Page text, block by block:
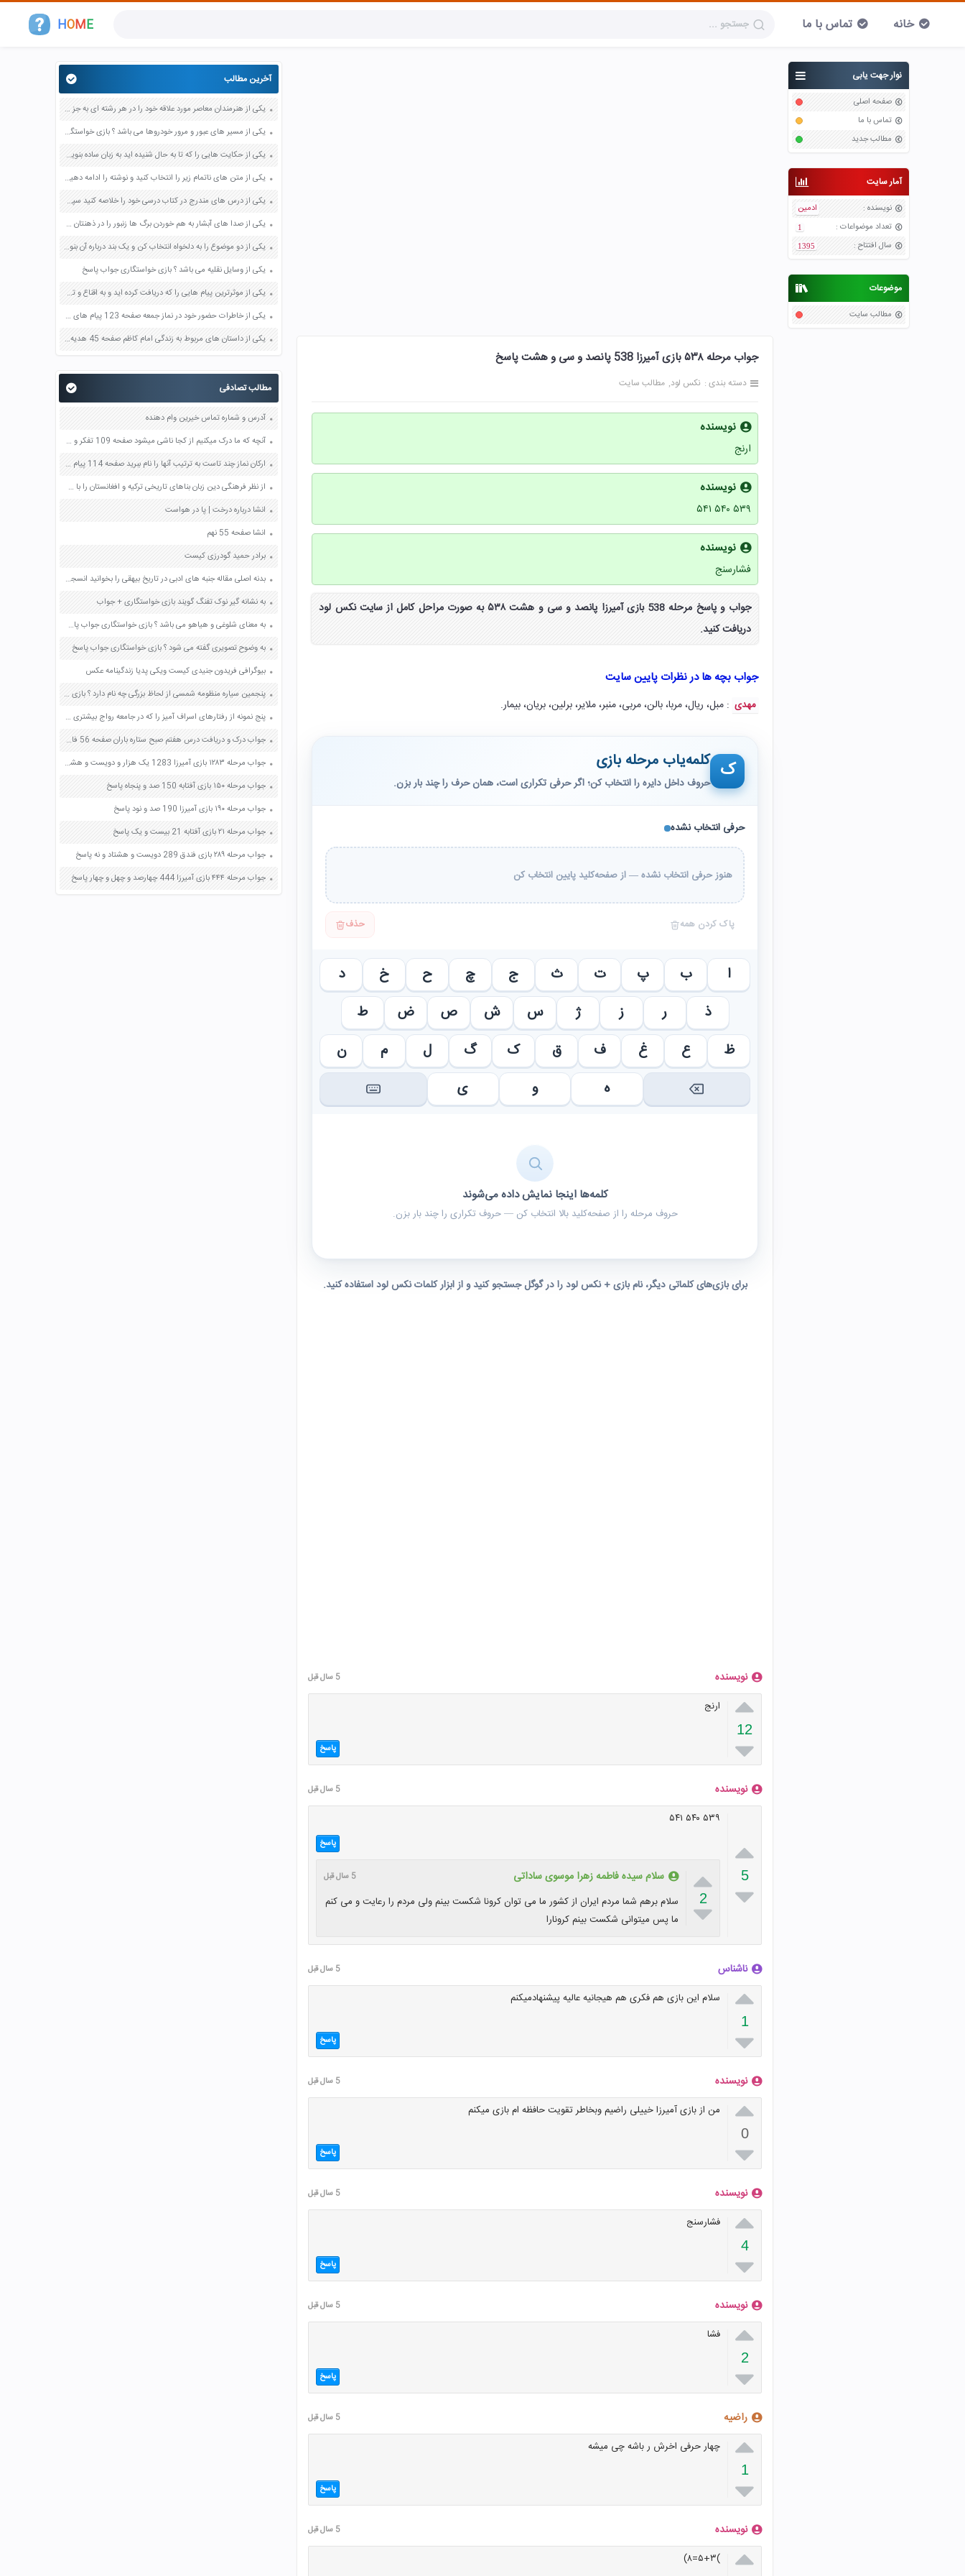
HOME خانه تماس با ما
نوار جهت یابی
صفحه اصلی
تماس با ما
مطالب جدید
آمار سایت
نویسنده :
ادمین
تعداد موضواعات :
1
سال افتتاح :
1395
موضوعات
مطالب سایت
جواب مرحله ۵۳۸ بازی آمیرزا 538 پانصد و سی و هشت پاسخ
دسته بندی : نکس لود مطالب سایت
نویسنده
ارنج
نویسنده
۵۳۹ ۵۴۰ ۵۴۱
نویسنده
فشارسنج
جواب و پاسخ مرحله 538 بازی آمیرزا پانصد و سی و هشت ۵۳۸ به صورت مراحل کامل از سایت نکس لود
دریافت کنید.
جواب بچه ها در نظرات پایین سایت
مهدی : مبل، ریال، مربا، بالن، مربی، منبر، ملایر، برلین، بریان، بیمار.
ک کلمه‌یاب مرحله بازی
حروف داخل دایره را انتخاب کن؛ اگر حرفی تکراری است، همان حرف را چند بار بزن.
حرفی انتخاب نشده
هنوز حرفی انتخاب نشده — از صفحه‌کلید پایین انتخاب کن
پاک کردن همه حذف
ا ب پ ت ث ج چ ح خ
د
ذ
ر ز ژ س ش ص ض
ط
ظ
ع غ ف ق ک گ ل م
ن
ه
و ی
کلمه‌ها اینجا نمایش داده می‌شوند
حروف مرحله را از صفحه‌کلید بالا انتخاب کن — حروف تکراری را چند بار بزن.
برای بازی‌های کلماتی دیگر، نام بازی + نکس لود را در گوگل جستجو کنید و از ابزار کلمات نکس لود استفاده کنید.
نویسنده 5 سال قبل

12

ارنج
پاسخ
نویسنده 5 سال قبل

5

۵۳۹ ۵۴۰ ۵۴۱
پاسخ

2

سلام سیده فاطمه زهرا موسوی ساداتی 5 سال قبل
سلام برهم شما مردم ایران از کشور ما می توان کرونا شکست بینم ولی مردم را رعایت و می کنم
ما پس میتوانی شکست بینم کرونارا
ناشناس 5 سال قبل

1

سلام این بازی هم فکری هم هیجانیه عالیه پیشنهادمیکنم
پاسخ
نویسنده 5 سال قبل

0

من از بازی آمیرزا خییلی راضیم وبخاطر تقویت حافظه ام بازی میکنم
پاسخ
نویسنده 5 سال قبل

4

فشارسنج
پاسخ
نویسنده 5 سال قبل

2

فشا
پاسخ
راضیه 5 سال قبل

1

چهار حرفی اخرش ر باشه چی میشه
پاسخ
نویسنده 5 سال قبل
 )۵+۳=۸)
آخرین مطالب
یکی از هنرمندان معاصر مورد علاقه خود را در هر رشته ای به جز عکاسی صفحه 69 فرهنگ و هنر نهم
یکی از مسیر های عبور و مرور خودروها می باشد ؟ بازی خواستگاری جواب پاسخ
یکی از حکایت هایی را که تا به حال شنیده اید به زبان ساده بنویسید صفحه 97 نگارش ششم دبستان
یکی از متن های ناتمام زیر را انتخاب کنید و نوشته را ادامه دهید صفحه 73 و 74 کتاب نگارش فارسی پنجم دبستان
یکی از درس های مندرج در کتاب درسی خود را خلاصه کنید سپس متن خلاصه شده را با بهره گیری از روش های دسته بندی نمودار جدول نقشه مفهومی نشان دهید صفحه 118 نگارش یازدهم
یکی از صدا های آبشار به هم خوردن برگ ها زنبور را در ذهنتان مجسم کنید و درباره آن یک بند بنویسید صفحه 11 نگارش پنجم
یکی از دو موضوع را به دلخواه انتخاب کن و یک بند درباره آن بنویس صفحه 35 کتاب نگارش فارسی سوم
یکی از وسایل نقلیه می باشد ؟ بازی خواستگاری جواب پاسخ
یکی از موثرترین پیام هایی را که دریافت کرده اید و به اقناع و تغییری جدی در شما منجر شده است برسی کنید و علت این تاثیر گذاری قابل توجه را بنویسید صفحه 52 تفکر و سواد رسانه ای دهم
یکی از خاطرات حضور خود در نماز جمعه صفحه 123 پیام های آسمان هفتم
یکی از داستان های مربوط به زندگی امام کاظم صفحه 45 هدیه های آسمان چهارم
مطالب تصادفی
آدرس و شماره تماس خیرین وام دهنده
آنچه که ما درک میکنیم از کجا ناشی میشود صفحه 109 تفکر و سبک زندگی هفتم
ارکان نماز چند تاست به ترتیب آنها را نام ببرید صفحه 114 پیام های آسمان هفتم
از نظر فرهنگی دین زبان بناهای تاریخی ترکیه و افغانستان را با هم مقایسه کنید صفحه 104 مطالعات اجتماعی ششم
انشا درباره درخت | پا در هواست
انشا صفحه 55 نهم
برادر حمید گودرزی کیست
بدنه اصلی مقاله جنبه های ادبی در تاریخ بیهقی را بخوانید انسجام و پیوستگی بندها را تحلیل کنید صفحه 87 نگارش دوازدهم
به نشانه گیر نوک تفنگ گویند بازی خواستگاری + جواب
به معنای شلوغی و هیاهو می باشد ؟ بازی خواستگاری جواب پاسخ
به وضوح تصویری گفته می شود ؟ بازی خواستگاری جواب پاسخ
بیوگرافی فریدون جنیدی کیست ویکی پدیا زندگینامه عکس
پنجمین سیاره منظومه شمسی از لحاظ بزرگی چه نام دارد ؟ بازی خواستگاری جواب پاسخ
پنج نمونه از رفتارهای اسراف آمیز را که در جامعه رواج بیشتری دارد بنویسید صفحه 79 پیام های آسمان هشتم
جواب درک و دریافت درس هفتم صبح ستاره باران صفحه 56 فارسی دوازدهم
جواب مرحله ۱۲۸۳ بازی آمیرزا 1283 یک هزار و دویست و هشتاد و سه پاسخ
جواب مرحله ۱۵۰ بازی آفتابه 150 صد و پنجاه پاسخ
جواب مرحله ۱۹۰ بازی آمیرزا 190 صد و نود پاسخ
جواب مرحله ۲۱ بازی آفتابه 21 بیست و یک پاسخ
جواب مرحله ۲۸۹ بازی فندق 289 دویست و هشتاد و نه پاسخ
جواب مرحله ۴۴۴ بازی آمیرزا 444 چهارصد و چهل و چهار پاسخ